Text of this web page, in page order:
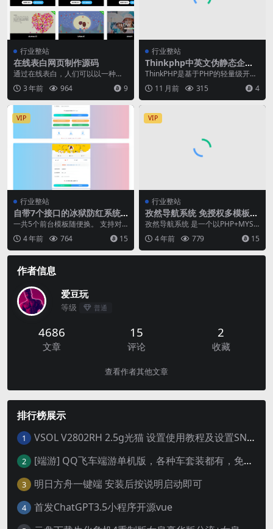
行业整站
在线表白网页制作源码
通过在线表白，人们可以以一种浪
漫的方式表达自己的感情，只需要
填写一些基本信息，就...
3 年前 964 9
行业整站
Thinkphp中英文伪静态企业
网站完整源码
ThinkPHP是基于PHP的轻量级开发
框架，它提供了丰富的内置组件和
便捷的MV...
11 月前 315 4
VIP
行业整站
自带7个接口的冰狱防红系统
支持直连和跳转防红
一共5个前台模板随便换。 支持对
接易支付和码支付！！自己申请接
口即可。 ID:7...
4 年前 764 15
VIP
行业整站
孜然导航系统 免授权多模板的
导航网源码
孜然导航系统 是一个以PHP+MYSQ
L进行开发的网址导航系统，无需授
权， 需要...
4 年前 779 15
作者信息
爱豆玩
等级 普通
4686
文章
15
评论
2
收藏
查看作者其他文章
排行榜展示
1 VSOL V2802RH 2.5g光猫 设置使用教程及设置SN教程-附带稳定固件使用手册等
2 [端游] QQ飞车端游单机版，各种车套装都有，免虚拟机
3 明日方舟一键端 安装后按说明启动即可
4 首发ChatGPT3.5小程序开源vue